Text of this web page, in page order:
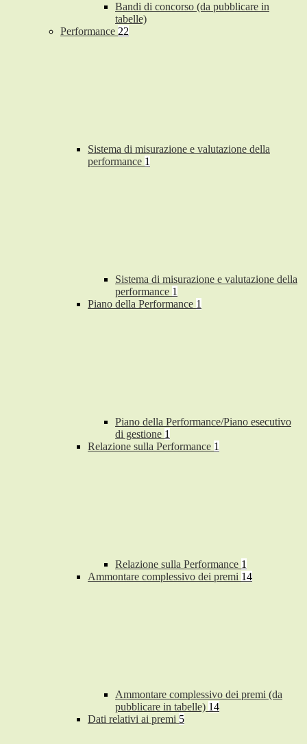
Bandi di concorso (da pubblicare in
tabelle)
Performance 22
Sistema di misurazione e valutazione della
performance 1
Sistema di misurazione e valutazione della
performance 1
Piano della Performance 1
Piano della Performance/Piano esecutivo
di gestione 1
Relazione sulla Performance 1
Relazione sulla Performance 1
Ammontare complessivo dei premi 14
Ammontare complessivo dei premi (da
pubblicare in tabelle) 14
Dati relativi ai premi 5